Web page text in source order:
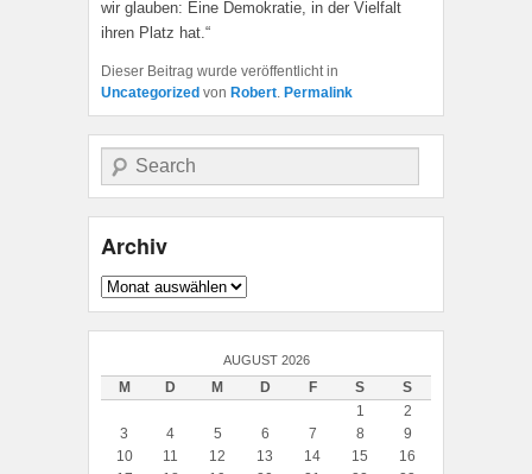
wir glauben: Eine Demokratie, in der Vielfalt
ihren Platz hat.“
Dieser Beitrag wurde veröffentlicht in
Uncategorized von Robert. Permalink
Suche
Archiv
Archiv
AUGUST 2026
M D M D F S
S
1
2
3
4 5 6 7 8
9
10
11 12 13 14 15
16